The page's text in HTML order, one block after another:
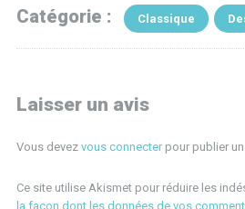
Catégorie : Classique
Laisser un avis
Vous devez vous connecterpour publier un
Ce site utilise Akismet pour réduire les
la façon dont les données de vos